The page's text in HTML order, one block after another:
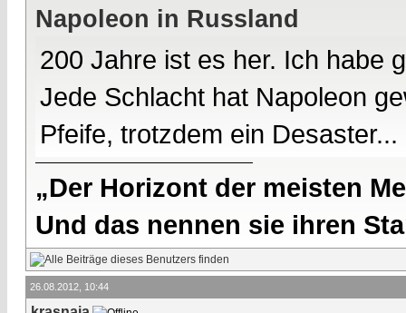
Napoleon in Russland
200 Jahre ist es her. Ich habe
Jede Schlacht hat Napoleon
Pfeife, trotzdem ein Desaster...
„Der Horizont der meisten
Und das nennen sie ihren
26.08.2012, 10:44